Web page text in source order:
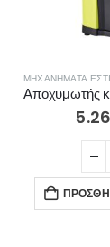
ΜΗΧΑΝΉΜΑΤΑ